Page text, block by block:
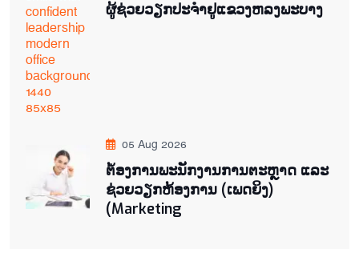
ຜູ້ຊ່ວຍ​ວຽກປະ​ຈຳ​ຢູ​​ແຂວງຫລງ​ພະ​ບາງ
05 Aug 2026
ຕ່້ອງການພະນັກງານການຕະຫຼາດ ແລະ
ຊ່ວຍ​ວຽກ​ຫ້ອງ​ການ (ເພດ​ຍິງ)
(Marketing